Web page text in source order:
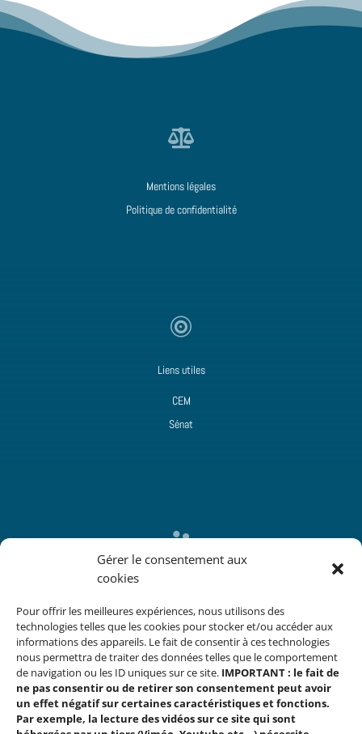
Gérer le consentement aux
cookies
Pour offrir les meilleures expériences, nous utilisons des
technologies telles que les cookies pour stocker et/ou accéder aux
informations des appareils. Le fait de consentir à ces technologies
nous permettra de traiter des données telles que le comportement
de navigation ou les ID uniques sur ce site. IMPORTANT : le fait de
ne pas consentir ou de retirer son consentement peut avoir
un effet négatif sur certaines caractéristiques et fonctions.
Par exemple, la lecture des vidéos sur ce site qui sont

Mentions légales
Politique de confidentialité

Liens utiles
CEM
Sénat

15 rue de Vaugirard
m.jacques@senat.fr